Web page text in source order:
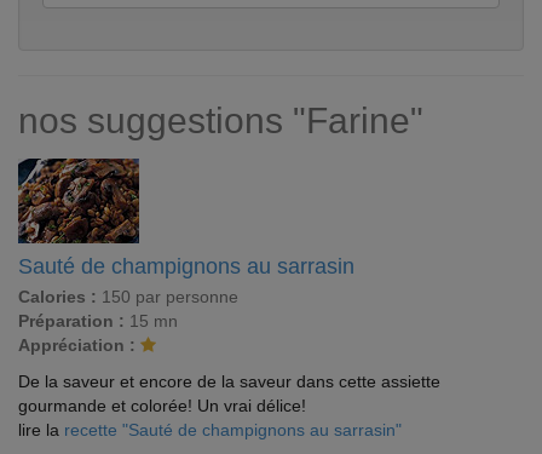
nos suggestions "Farine"
Sauté de champignons au sarrasin
Calories : 150 par personne
Préparation : 15 mn
Appréciation :
De la saveur et encore de la saveur dans cette assiette
gourmande et colorée! Un vrai délice!
lire la recette "Sauté de champignons au sarrasin"